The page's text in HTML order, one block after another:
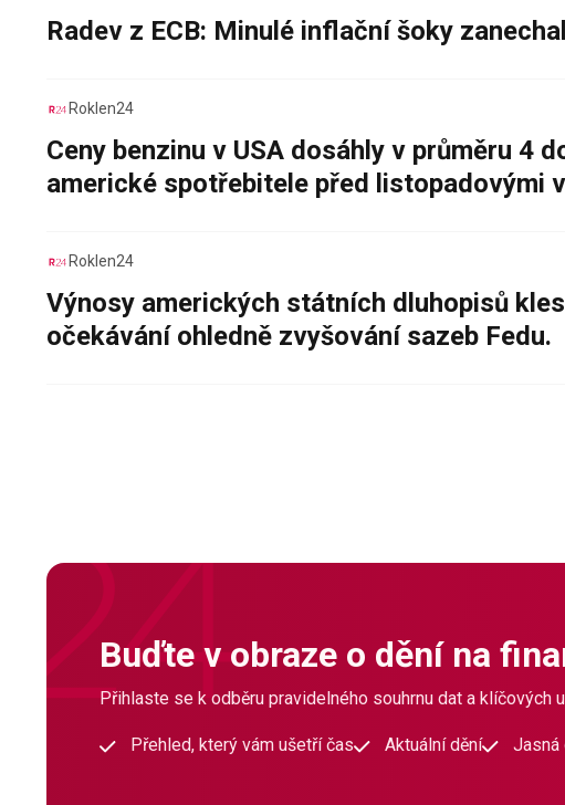
Radev z ECB: Minulé inflační šoky
Roklen24
Ceny benzinu v USA dosáhly v průměru 4
americké spotřebitele před listopadovými
Roklen24
Výnosy amerických státních dluhopisů
očekávání ohledně zvyšování sazeb Fedu.
Buďte v obraze o dění na
Přihlaste se k odběru pravidelného souhrnu dat a klíčových
Přehled, který vám ušetří čas Aktuální dění Jasná